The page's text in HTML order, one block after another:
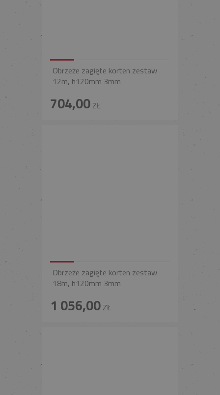
Obrzeże zagięte korten zestaw
12m, h120mm 3mm
704,00ZŁ
Obrzeże zagięte korten zestaw
18m, h120mm 3mm
1 056,00ZŁ